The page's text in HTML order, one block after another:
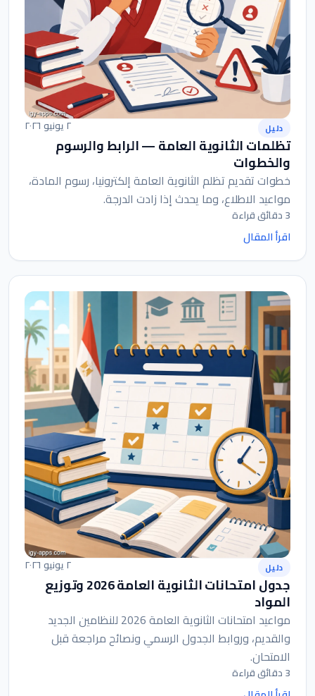
دليل ٢ يونيو ٢٠٢٦
تظلمات الثانوية العامة — الرابط والرسوم
والخطوات
خطوات تقديم تظلم الثانوية العامة إلكترونيا، رسوم المادة،
مواعيد الاطلاع، وما يحدث إذا زادت الدرجة.
3 دقائق قراءة
اقرأ المقال
دليل ٢ يونيو ٢٠٢٦
جدول امتحانات الثانوية العامة 2026 وتوزيع
المواد
مواعيد امتحانات الثانوية العامة 2026 للنظامين الجديد
والقديم، وروابط الجدول الرسمي ونصائح مراجعة قبل
الامتحان.
3 دقائق قراءة